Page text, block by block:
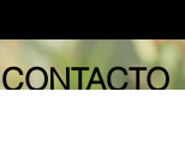
CONTACTO